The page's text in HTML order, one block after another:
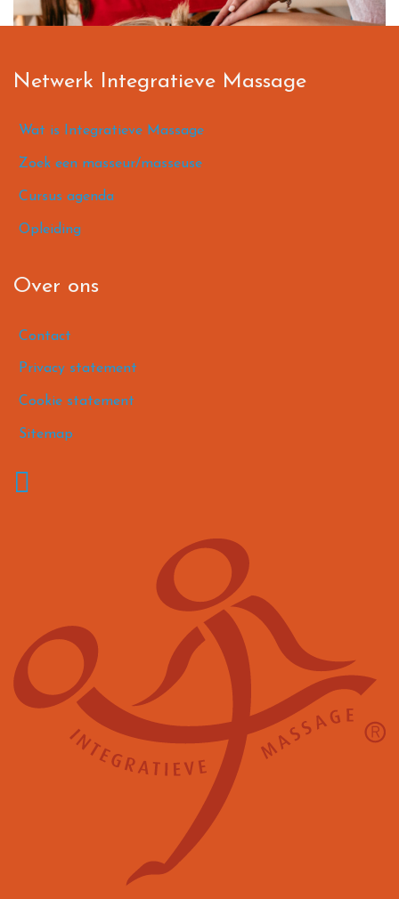
Netwerk Integratieve Massage
Wat is Integratieve Massage
Zoek een masseur/masseuse
Cursus agenda
Opleiding
Over ons
Contact
Privacy statement
Cookie statement
Sitemap